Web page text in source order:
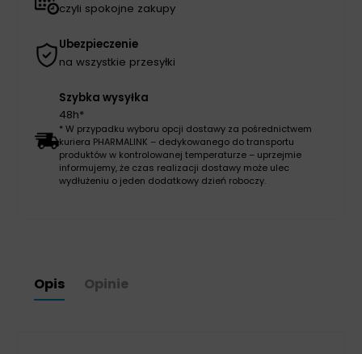
czyli spokojne zakupy
Ubezpieczenie
na wszystkie przesyłki
Szybka wysyłka
48h*
* W przypadku wyboru opcji dostawy za pośrednictwem
kuriera PHARMALINK – dedykowanego do transportu
produktów w kontrolowanej temperaturze – uprzejmie
informujemy, że czas realizacji dostawy może ulec
wydłużeniu o jeden dodatkowy dzień roboczy.
Opis Opinie